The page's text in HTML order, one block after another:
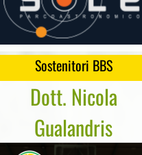
Sostenitori BBS
Dott. Nicola
Gualandris